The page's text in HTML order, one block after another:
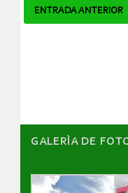
Navegador
ENTRADA ANTERIOR
GALERÌA DE